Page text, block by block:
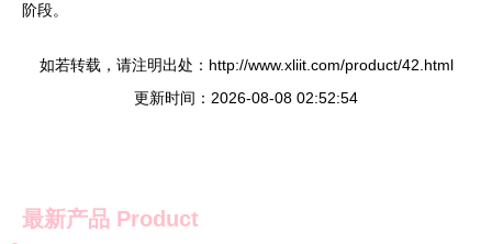
阶段。
如若转载，请注明出处：http://www.xliit.com/product/42.html
更新时间：2026-08-08 02:52:54
最新产品 Product